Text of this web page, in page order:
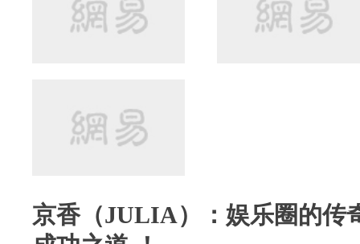
京香（JULIA）：娱乐圈的传